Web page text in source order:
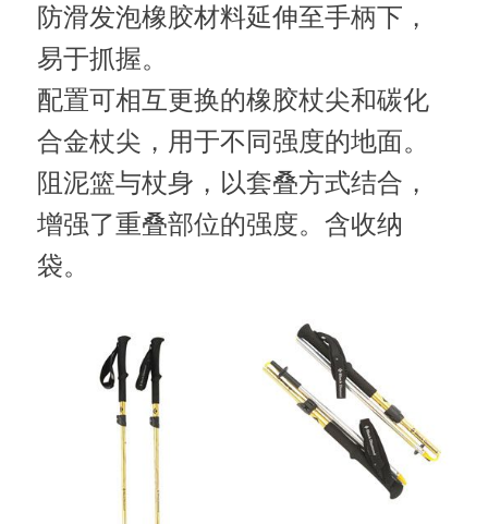
防滑发泡橡胶材料延伸至手柄下，
易于抓握。
配置可相互更换的橡胶杖尖和碳化
合金杖尖，用于不同强度的地面。
阻泥篮与杖身，以套叠方式结合，
增强了重叠部位的强度。含收纳
袋。